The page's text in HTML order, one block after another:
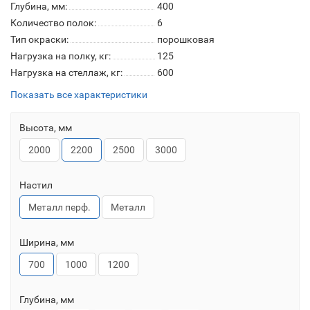
Глубина, мм:
400
Количество полок:
6
Тип окраски:
порошковая
Нагрузка на полку, кг:
125
Нагрузка на стеллаж, кг:
600
Показать все характеристики
Высота, мм
2000
2200 2500 3000
Настил
Металл перф.
Металл
Ширина, мм
700
1000 1200
Глубина, мм